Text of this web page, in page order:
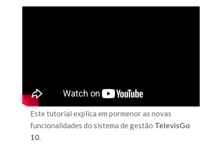
Este tutorial explica em pormenor as novas
funcionalidades do sistema de gestão TelevisGo
10.